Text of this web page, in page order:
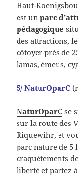
Haut-
est unparc
pédagogique
des attractions,
côtoyer près de
lamas, émeus,
5/ NaturOparC
NaturOparC se
sur la route des
Riquewihr, et
parc nature de 5
craquètements
liberté et partez